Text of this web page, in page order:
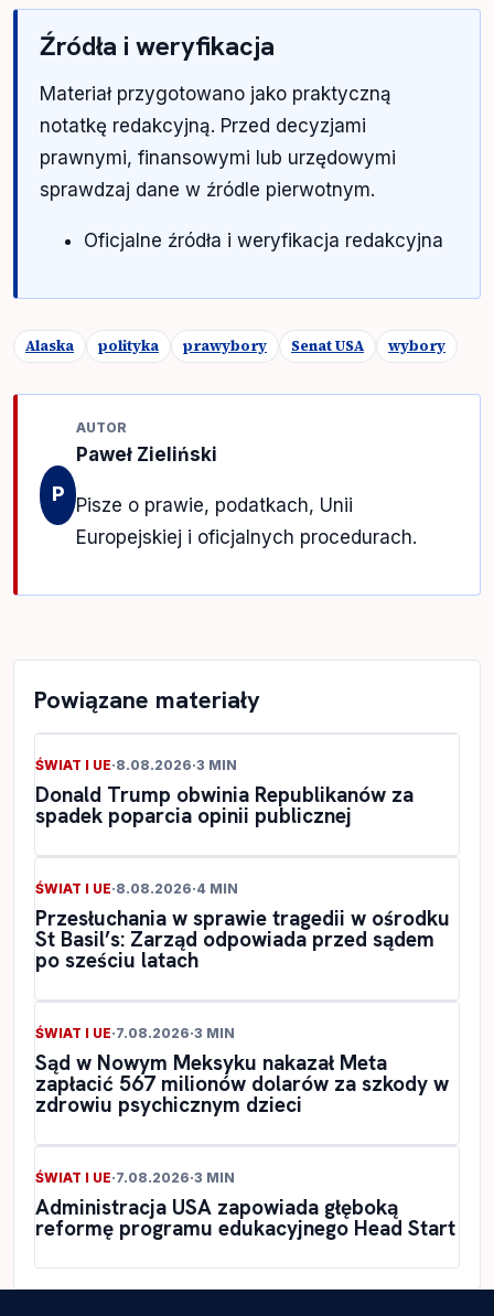
Źródła i weryfikacja
Materiał przygotowano jako praktyczną
notatkę redakcyjną. Przed decyzjami
prawnymi, finansowymi lub urzędowymi
sprawdzaj dane w źródle pierwotnym.
Oficjalne źródła i weryfikacja redakcyjna
Alaska polityka prawybory Senat USA wybory
P
AUTOR
Paweł Zieliński
Pisze o prawie, podatkach, Unii
Europejskiej i oficjalnych procedurach.
Powiązane materiały
ŚWIAT I UE·8.08.2026·3 MIN
Donald Trump obwinia Republikanów za
spadek poparcia opinii publicznej
ŚWIAT I UE·8.08.2026·4 MIN
Przesłuchania w sprawie tragedii w ośrodku
St Basil’s: Zarząd odpowiada przed sądem
po sześciu latach
ŚWIAT I UE·7.08.2026·3 MIN
Sąd w Nowym Meksyku nakazał Meta
zapłacić 567 milionów dolarów za szkody w
zdrowiu psychicznym dzieci
ŚWIAT I UE·7.08.2026·3 MIN
Administracja USA zapowiada głęboką
reformę programu edukacyjnego Head Start